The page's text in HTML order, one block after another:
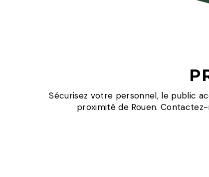
Sécurisez votre personnel, le public
proximité de Rouen.